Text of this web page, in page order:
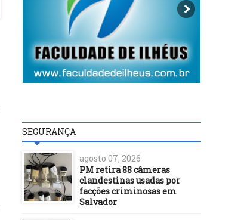
SEGURANÇA
agosto 07, 2026
PM retira 88 câmeras
clandestinas usadas por
facções criminosas em
Salvador